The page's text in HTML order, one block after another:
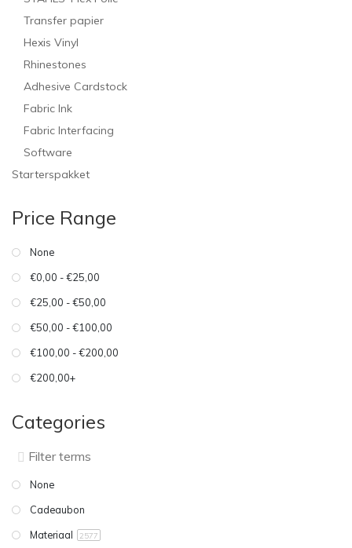
Transfer papier
Hexis Vinyl
Rhinestones
Adhesive Cardstock
Fabric Ink
Fabric Interfacing
Software
Starterspakket
Price Range
None
€0,00 - €25,00
€25,00 - €50,00
€50,00 - €100,00
€100,00 - €200,00
€200,00+
Categories
None
Cadeaubon
Materiaal
2577